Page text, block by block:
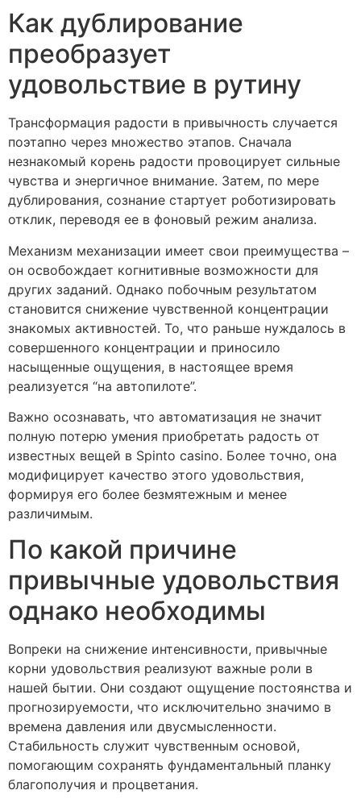
Как дублирование
преобразует
удовольствие в рутину
Трансформация радости в привычность случается
поэтапно через множество этапов. Сначала
незнакомый корень радости провоцирует сильные
чувства и энергичное внимание. Затем, по мере
дублирования, сознание стартует роботизировать
отклик, переводя ее в фоновый режим анализа.
Механизм механизации имеет свои преимущества –
он освобождает когнитивные возможности для
других заданий. Однако побочным результатом
становится снижение чувственной концентрации
знакомых активностей. То, что раньше нуждалось в
совершенного концентрации и приносило
насыщенные ощущения, в настоящее время
реализуется “на автопилоте”.
Важно осознавать, что автоматизация не значит
полную потерю умения приобретать радость от
известных вещей в Spinto casino. Более точно, она
модифицирует качество этого удовольствия,
формируя его более безмятежным и менее
различимым.
По какой причине
привычные удовольствия
однако необходимы
Вопреки на снижение интенсивности, привычные
корни удовольствия реализуют важные роли в
нашей бытии. Они создают ощущение постоянства и
прогнозируемости, что исключительно значимо в
времена давления или двусмысленности.
Стабильность служит чувственным основой,
помогающим сохранять фундаментальный планку
благополучия и процветания.